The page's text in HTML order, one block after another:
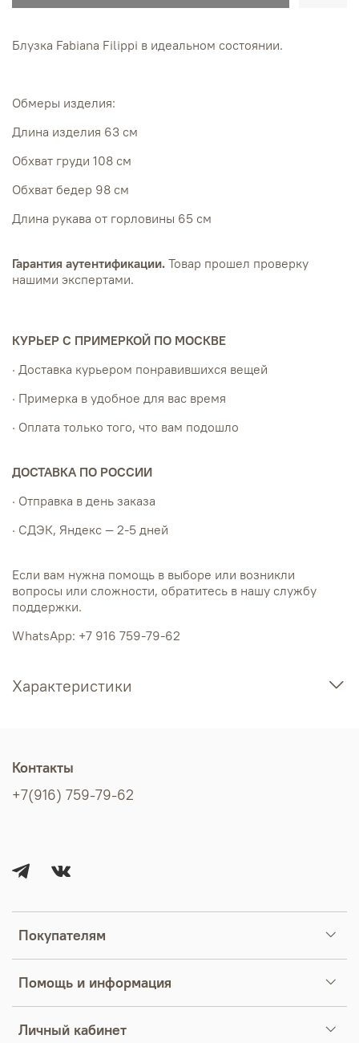
Блузка Fabiana Filippi в идеальном состоянии.
Обмеры изделия:
Длина изделия 63 см
Обхват груди 108 см
Обхват бедер 98 см
Длина рукава от горловины 65 см
Гарантия аутентификации. Товар прошел проверку
нашими экспертами.
КУРЬЕР С ПРИМЕРКОЙ ПО МОСКВЕ
· Доставка курьером понравившихся вещей
· Примерка в удобное для вас время
· Оплата только того, что вам подошло
ДОСТАВКА ПО РОССИИ
· Отправка в день заказа
· СДЭК, Яндекс — 2-5 дней
Если вам нужна помощь в выборе или возникли
вопросы или сложности, обратитесь в нашу службу
поддержки.
WhatsApp: +7 916 759-79-62
Характеристики
Покупателям
Помощь и информация
Личный кабинет
Контакты
+7(916) 759-79-62